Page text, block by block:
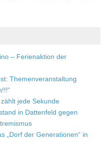
– Ferienaktion der
Themenveranstaltung
jede Sekunde
in Dattenfeld gegen
„Dorf der Generationen“ in